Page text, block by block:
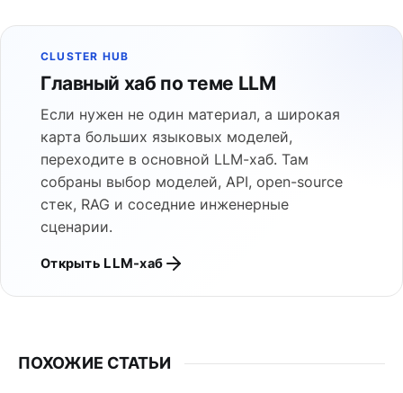
CLUSTER HUB
Главный хаб по теме LLM
Если нужен не один материал, а широкая
карта больших языковых моделей,
переходите в основной LLM-хаб. Там
собраны выбор моделей, API, open-source
стек, RAG и соседние инженерные
сценарии.
Открыть LLM-хаб
ПОХОЖИЕ СТАТЬИ